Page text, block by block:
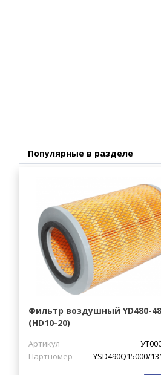
Популярные в разделе
Фильтр воздушный YD480-
(HD10-20)
Артикул
Партномер
YSD490Q15000/